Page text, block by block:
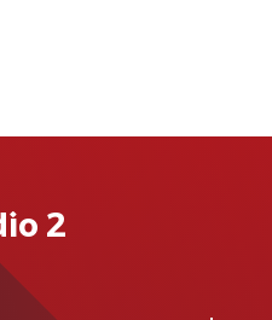
2